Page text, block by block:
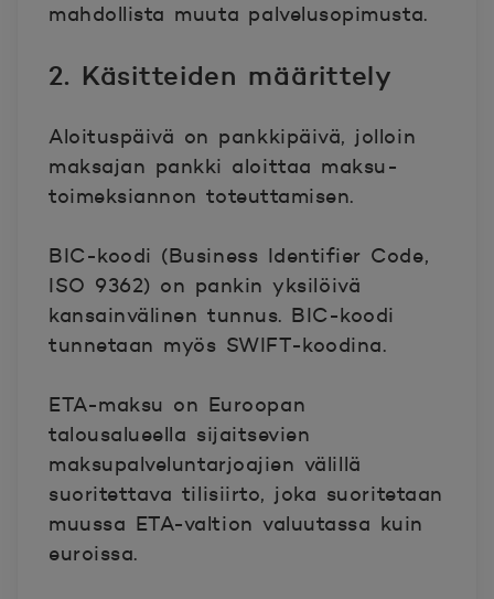
mahdollista muuta palvelusopimusta.
2. Käsitteiden määrittely
Aloituspäivä on pankkipäivä, jolloin
maksajan pankki aloittaa maksu-
toimeksiannon toteuttamisen.
BIC-koodi (Business Identifier Code,
ISO 9362) on pankin yksilöivä
kansainvälinen tunnus. BIC-koodi
tunnetaan myös SWIFT-koodina.
ETA-maksu on Euroopan
talousalueella sijaitsevien
maksupalveluntarjoajien välillä
suoritettava tilisiirto, joka suoritetaan
muussa ETA-valtion valuutassa kuin
euroissa.